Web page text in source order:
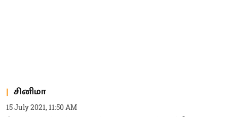
சினிமா
15 July 2021, 11:50 AM